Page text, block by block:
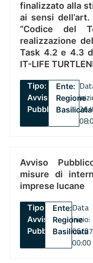
finalizzato alla
ai sensi
“Codice del
realizzazione
Task 4.2 e 4.3
IT-LIFE
Tipo:
Avviso
Pubblico
Ente:
Regione
Basilicata
Avviso
misure di
imprese lucane
Tipo:
Avviso
Pubblico
Ente:
Regione
Basilicata
Data
inizio:
06/
00:00